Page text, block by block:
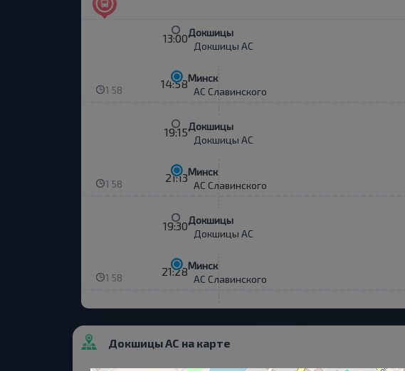
13:00Докшицы
Докшицы АС
1 58 14:58Минск
АС Славинского
19:15Докшицы
Докшицы АС
1 58 21:13Минск
АС Славинского
19:30Докшицы
Докшицы АС
1 58 21:28Минск
АС Славинского
Докшицы АС на карте